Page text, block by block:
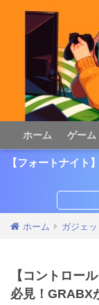
ホーム ゲーム
【フォートナイト
ホーム ガジェッ
【コントロー
必見！GRABX